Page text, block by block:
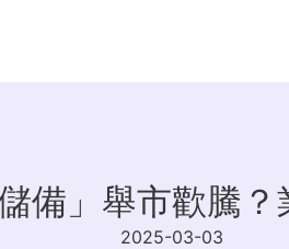
備」舉市歡騰？
2025-03-03